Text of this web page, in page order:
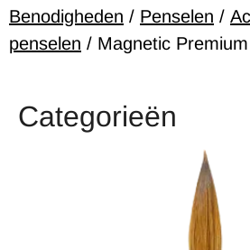
Benodigheden / Penselen /
penselen / Magnetic
Categorieën